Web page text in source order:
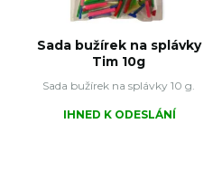
Sada bužírek na splávky
Tim 10g
Sada bužírek na splávky 10 g.
IHNED K ODESLÁNÍ